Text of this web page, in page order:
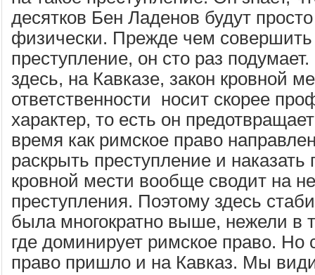
десятков Бен Ладенов будут
физически. Прежде чем совершить
преступление, он сто раз
здесь, на Кавказе, закон кровной
ответственности носит скорее
характер, то есть он
время как римское право
раскрыть преступление и наказать
кровной мести вообще сводит на
преступления. Поэтому здесь
была многократно выше, нежели в
где доминирует римское право. Но
право пришло и на Кавказ. Мы